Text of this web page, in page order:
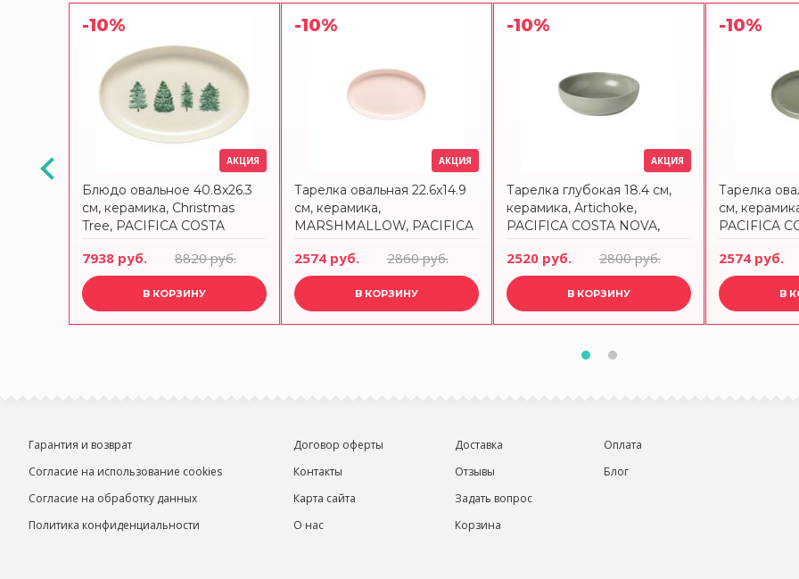
АКЦИЯ
-10%
АКЦИЯ
Блюдо овальное 40.8x26.3
см, керамика, Christmas
Tree, PACIFICA COSTA
VC7208)
7938 руб. 8820 руб.
В КОРЗИНУ
-10%
АКЦИЯ
Тарелка овальная 22.6x14.9
см, керамика,
MARSHMALLOW, PACIFICA
MRS(SOA231-VC7212)
2574 руб. 2860 руб.
В КОРЗИНУ
-10%
АКЦИЯ
Тарелка глубокая 18.4 см,
керамика, Artichoke,
PACIFICA COSTA NOVA,
2520 руб. 2800 руб.
В КОРЗИНУ
-10%
Тарелка
см,
PACIFICA
2574 руб.
В
Гарантия и возврат
Согласие на использование cookies
Согласие на обработку данных
Политика конфиденциальности
Договор оферты
Контакты
Карта сайта
О нас
Доставка
Отзывы
Задать вопрос
Корзина
Оплата
Блог